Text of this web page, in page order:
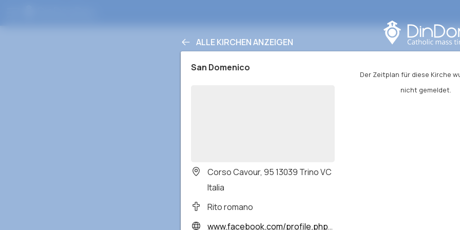
ALLE KIRCHEN ANZEIGEN
San Domenico
Corso Cavour, 95 13039 Trino VC
Italia
Rito romano
www.facebook.com/profile.php?id=61557713566088
Der Zeitplan für diese Kirche
nicht gemeldet.